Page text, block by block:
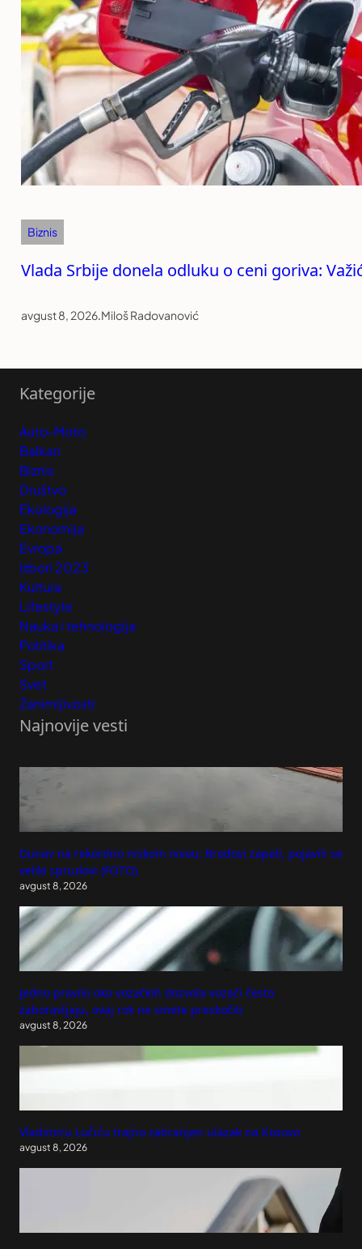
Biznis
Vlada Srbije donela odluku o ceni goriva:
avgust 8, 2026.Miloš Radovanović
Kategorije
Auto-Moto
Balkan
Biznis
Društvo
Ekologija
Ekonomija
Evropa
Izbori 2023
Kultura
Lifestyle
Nauka i tehnologija
Politika
Sport
Svet
Zanimljivosti
Najnovije vesti
Dunav na rekordno niskom nivou: Brodovi zapeli, pojavili se
veliki sprudovi (FOTO)
avgust 8, 2026
Jedno pravilo oko vozačkih dozvola vozači često
zaboravljaju, ovaj rok ne smete preskočiti
avgust 8, 2026
Vladimiru Lučiću trajno zabranjen ulazak na Kosovo
avgust 8, 2026